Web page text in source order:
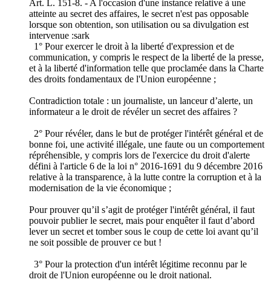
Art. L. 151-8. - A l'occasion d'une instance relative à une
atteinte au secret des affaires, le secret n'est pas opposable
lorsque son obtention, son utilisation ou sa divulgation est
intervenue :sark
1° Pour exercer le droit à la liberté d'expression et de
communication, y compris le respect de la liberté de la presse,
et à la liberté d'information telle que proclamée dans la Charte
des droits fondamentaux de l'Union européenne ;
Contradiction totale : un journaliste, un lanceur d’alerte, un
informateur a le droit de révéler un secret des affaires ?
2° Pour révéler, dans le but de protéger l'intérêt général et de
bonne foi, une activité illégale, une faute ou un comportement
répréhensible, y compris lors de l'exercice du droit d'alerte
défini à l'article 6 de la loi n° 2016-1691 du 9 décembre 2016
relative à la transparence, à la lutte contre la corruption et à la
modernisation de la vie économique ;
Pour prouver qu’il s’agit de protéger l'intérêt général, il faut
pouvoir publier le secret, mais pour enquêter il faut d’abord
lever un secret et tomber sous le coup de cette loi avant qu’il
ne soit possible de prouver ce but !
3° Pour la protection d'un intérêt légitime reconnu par le
droit de l'Union européenne ou le droit national.